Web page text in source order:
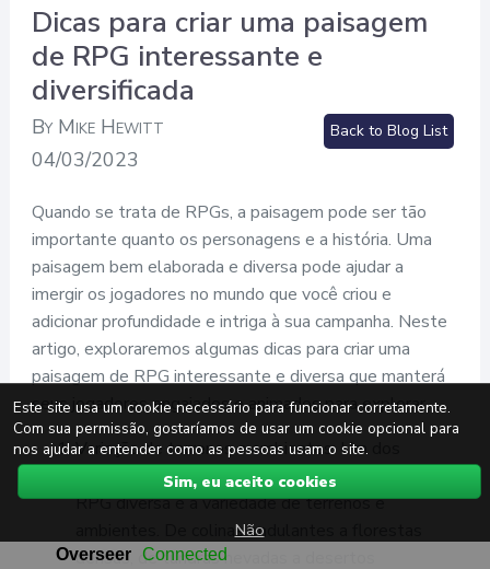
Dicas para criar uma paisagem
de RPG interessante e
diversificada
By Mike Hewitt
04/03/2023
Back to Blog List
Quando se trata de RPGs, a paisagem pode ser tão
importante quanto os personagens e a história. Uma
paisagem bem elaborada e diversa pode ajudar a
imergir os jogadores no mundo que você criou e
adicionar profundidade e intriga à sua campanha. Neste
artigo, exploraremos algumas dicas para criar uma
paisagem de RPG interessante e diversa que manterá
seus jogadores engajados e animados para explorar.
Variação de terrenos e ambientes: Um dos
aspectos mais importantes de uma paisagem de
RPG diversa é a variedade de terrenos e
ambientes. De colinas ondulantes a florestas
densas, de tundras nevadas a desertos
Este site usa um cookie necessário para funcionar corretamente.
Com sua permissão, gostaríamos de usar um cookie opcional para
nos ajudar a entender como as pessoas usam o site.
Sim, eu aceito cookies
Não